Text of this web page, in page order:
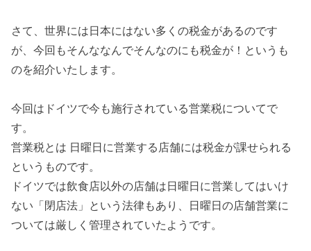
さて、世界には日本にはない多くの税金があるのです
が、今回もそんななんでそんなのにも税金が！というも
のを紹介いたします。
今回はドイツで今も施行されている営業税についてで
す。
営業税とは 日曜日に営業する店舗には税金が課せられる
というものです。
ドイツでは飲食店以外の店舗は日曜日に営業してはいけ
ない「閉店法」という法律もあり、日曜日の店舗営業に
ついては厳しく管理されていたようです。